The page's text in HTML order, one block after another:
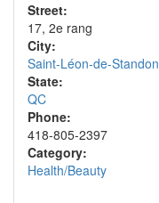
Street:
17, 2e rang
City:
Saint-Léon-de-Standon
State:
QC
Phone:
418-805-2397
Category:
Health/Beauty